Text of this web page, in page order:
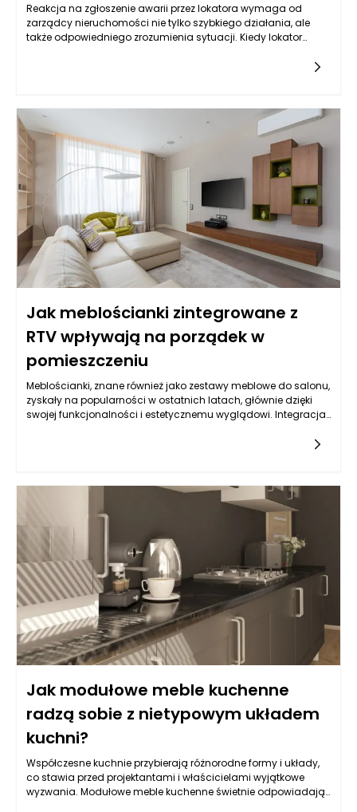
Reakcja na zgłoszenie awarii przez lokatora wymaga od
zarządcy nieruchomości nie tylko szybkiego działania, ale
także odpowiedniego zrozumienia sytuacji. Kiedy lokator
niezbędnych informacji. Zarządca powinien zwrócić uwagę
wystąpił. Taka wstępna analiza pozwoli ustalić priorytet
działań oraz określić, czy konieczna jest interwencja
specjalisty, czy awaria może być rozwiązana zdalnie.
Równocześnie, ważne jest, aby zarządca okazał empatię i
zrozumienie dla lokatora, który może odczuwać stres
związany z daną sytuacją. Takie podejście buduje zaufanie i
pokazuje, że zarządzanie nieruchomościami Poznań nie
polega jedynie na sprawnym administrowaniu, ale także na
tworzeniu relacji z mieszkańcami.
Jak meblościanki zintegrowane z
RTV wpływają na porządek w
pomieszczeniu
Meblościanki, znane również jako zestawy meblowe do salonu,
zyskały na popularności w ostatnich latach, głównie dzięki
swojej funkcjonalności i estetycznemu wyglądowi. Integracja
RTV w sposób estetyczny i zorganizowany sprawia, że
pomieszczenie staje się bardziej harmonijne.
Jak modułowe meble kuchenne
radzą sobie z nietypowym układem
kuchni?
Współczesne kuchnie przybierają różnorodne formy i układy,
co stawia przed projektantami i właścicielami wyjątkowe
wyzwania. Modułowe meble kuchenne świetnie odpowiadają